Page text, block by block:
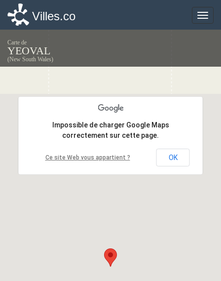
Toggle
Villes.co
Carte de
YEOVAL
(New South Wales)
Impossible de charger Google Maps
correctement sur cette page.
Ce site Web vous appartient ? OK
Impossible de charger Google Maps
correctement sur cette page.
Ce site Web vous appartient ? OK
Toggle
Villes.co